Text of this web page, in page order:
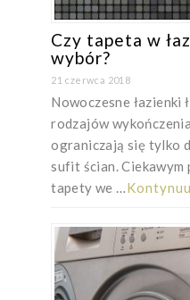
Czy tapeta w
wybór?
21 czerwca 2018
Nowoczesne łazienki
rodzajów
ograniczają się tylko
sufit ścian. Ciekawym
tapety we …